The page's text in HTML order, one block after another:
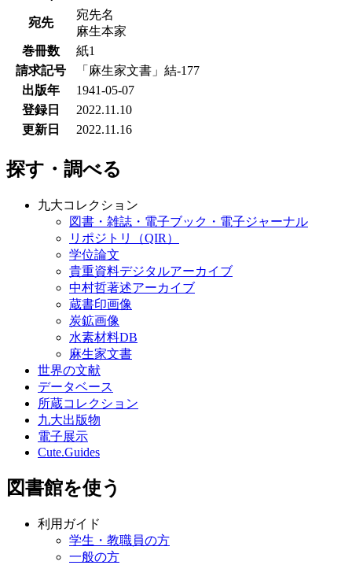
宛先
宛先名
麻生本家
巻冊数
紙1
請求記号
「麻生家文書」結-177
出版年
1941-05-07
登録日
2022.11.10
更新日
2022.11.16
探す・調べる
九大コレクション
図書・雑誌・電子ブック・電子ジャーナル
リポジトリ（QIR）
学位論文
貴重資料デジタルアーカイブ
中村哲著述アーカイブ
蔵書印画像
炭鉱画像
水素材料DB
麻生家文書
世界の文献
データベース
所蔵コレクション
九大出版物
電子展示
Cute.Guides
図書館を使う
利用ガイド
学生・教職員の方
一般の方